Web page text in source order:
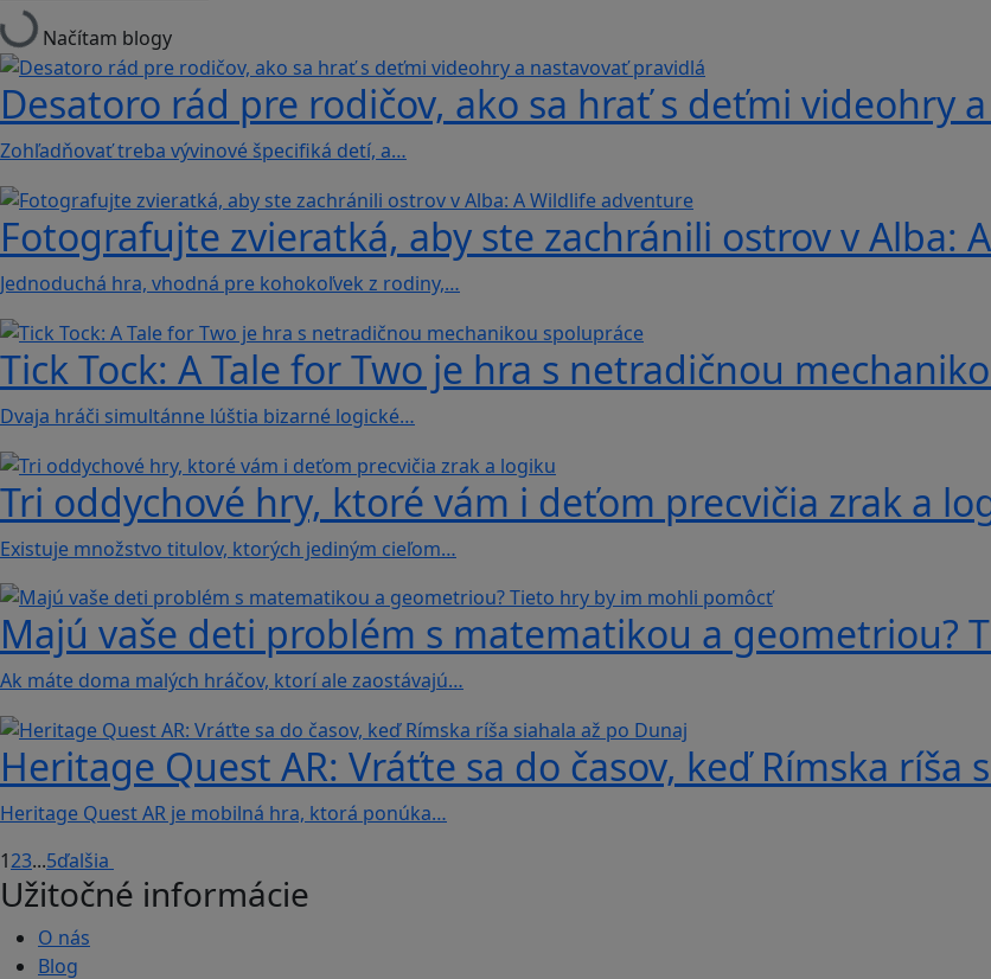
Načítam blogy
Desatoro rád pre rodičov, ako sa hrať s deťmi videohry
Zohľadňovať treba vývinové špecifiká detí, a…
Fotografujte zvieratká, aby ste zachránili ostrov v Alba:
Jednoduchá hra, vhodná pre kohokoľvek z rodiny,…
Tick Tock: A Tale for Tw‪o je hra s netradičnou
Dvaja hráči simultánne lúštia bizarné logické…
Tri oddychové hry, ktoré vám i deťom precvičia zrak a
Existuje množstvo titulov, ktorých jediným cieľom…
Majú vaše deti problém s matematikou a geometriou?
Ak máte doma malých hráčov, ktorí ale zaostávajú…
Heritage Quest AR: Vráťte sa do časov, keď Rímska ríša
Heritage Quest AR je mobilná hra, ktorá ponúka…
123...5ďalšia
Užitočné informácie
O nás
Blog